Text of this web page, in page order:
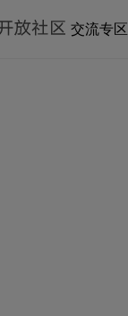
交流专区